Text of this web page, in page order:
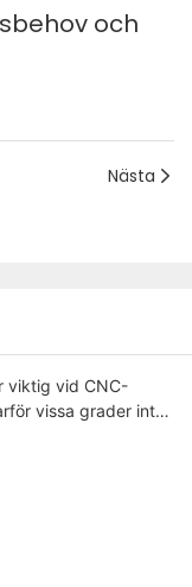
och
Nästa
viktig vid CNC-
vissa grader inte